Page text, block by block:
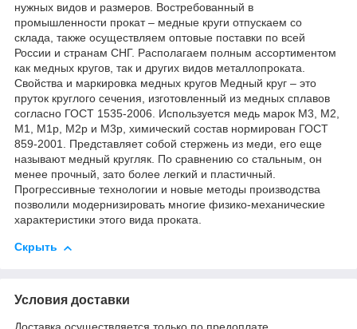
нужных видов и размеров. Востребованный в
промышленности прокат – медные круги отпускаем со
склада, также осуществляем оптовые поставки по всей
России и странам СНГ. Располагаем полным ассортиментом
как медных кругов, так и других видов металлопроката.
Свойства и маркировка медных кругов Медный круг – это
пруток круглого сечения, изготовленный из медных сплавов
согласно ГОСТ 1535-2006. Используется медь марок М3, М2,
М1, М1p, М2p и М3p, химический состав нормирован ГОСТ
859-2001. Представляет собой стержень из меди, его еще
называют медный кругляк. По сравнению со стальным, он
менее прочный, зато более легкий и пластичный.
Прогрессивные технологии и новые методы производства
позволили модернизировать многие физико-механические
характеристики этого вида проката.
Скрыть
Условия доставки
Доставка осуществляется только по предоплате.